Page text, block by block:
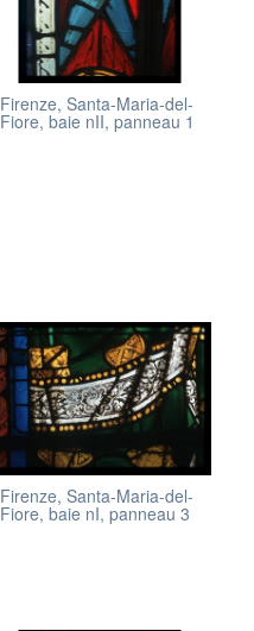
Firenze, Santa-Maria-del-
Fiore, baie nII, panneau 1
Firenze, Santa-Maria-del-
Fiore, baie nI, panneau 3